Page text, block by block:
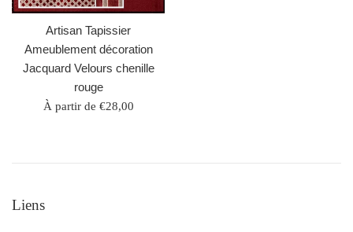
Artisan Tapissier
Ameublement décoration
Jacquard Velours chenille
rouge
À partir de €28,00
Liens